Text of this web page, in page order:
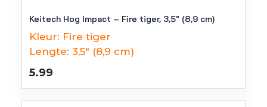
Keitech Hog Impact – Fire tiger, 3,5″ (8,9 cm)
Kleur: Fire tiger
Lengte: 3,5" (8,9 cm)
5.99